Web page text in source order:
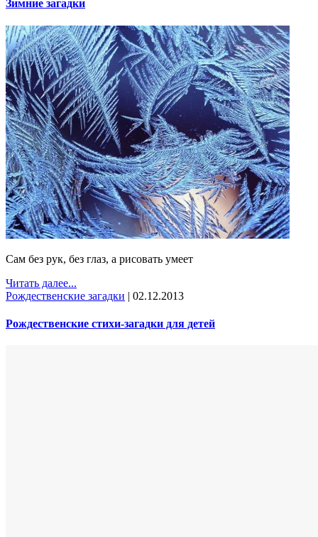
Зимние загадки
Сам без рук, без глаз, а рисовать умеет
Читать далее...
Рождественские загадки | 02.12.2013
Рождественские стихи-загадки для детей